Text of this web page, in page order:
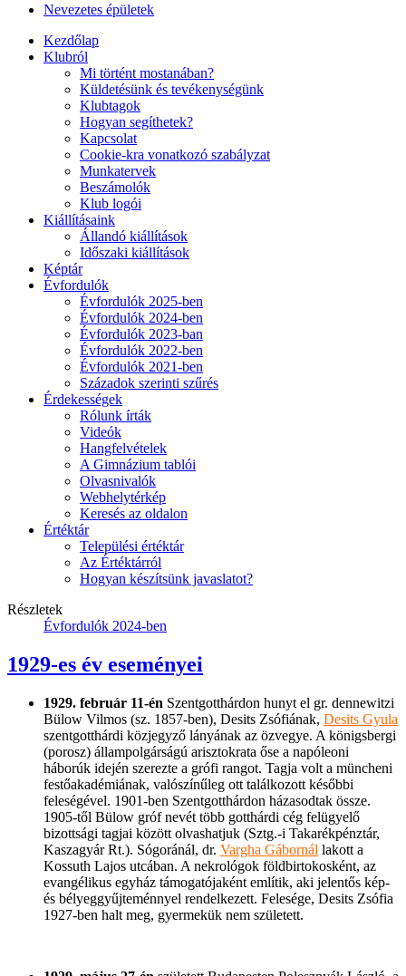
Nevezetes épületek
Kezdőlap
Klubról
Mi történt mostanában?
Küldetésünk és tevékenységünk
Klubtagok
Hogyan segíthetek?
Kapcsolat
Cookie-kra vonatkozó szabályzat
Munkatervek
Beszámolók
Klub logói
Kiállításaink
Állandó kiállítások
Időszaki kiállítások
Képtár
Évfordulók
Évfordulók 2025-ben
Évfordulók 2024-ben
Évfordulók 2023-ban
Évfordulók 2022-ben
Évfordulók 2021-ben
Századok szerinti szűrés
Érdekességek
Rólunk írták
Videók
Hangfelvételek
A Gimnázium tablói
Olvasnivalók
Webhelytérkép
Keresés az oldalon
Értéktár
Települési értéktár
Az Értéktárról
Hogyan készítsünk javaslatot?
Részletek
Évfordulók 2024-ben
1929-es év eseményei
1929. február 11-én Szentgotthárdon hunyt el gr. dennewitzi
Bülow Vilmos (sz. 1857-ben), Desits Zsófiának, Desits Gyula
szentgotthárdi közjegyző lányának az özvegye. A königsbergi
(porosz) állampolgárságú arisztokrata őse a napóleoni
háborúk idején szerezte a grófi rangot. Tagja volt a müncheni
festőakadémiának, valószínűleg ott találkozott későbbi
feleségével. 1901-ben Szentgotthárdon házasodtak össze.
1905-től Bülow gróf nevét több gotthárdi cég felügyelő
bizottsági tagjai között olvashatjuk (Sztg.-i Takarékpénztár,
Kaszagyár Rt.). Sógoránál, dr. Vargha Gábornál lakott a
Kossuth Lajos utcában. A nekrológok földbirtokosként, az
evangélikus egyház támogatójaként említik, aki jelentős kép-
és bélyeggyűjteménnyel rendelkezett. Felesége, Desits Zsófia
1927-ben halt meg, gyermekük nem született.